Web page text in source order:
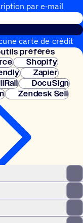
par e‑mail
carte de crédit
préférés
Shopify
Zapier
DocuSign
Zendesk Sell